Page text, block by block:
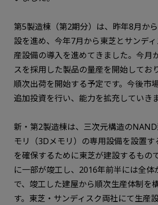
第5製造棟（第2期分）は、昨年8月か
設を進め、今年7月から東芝とサンデ
産設備の導入を進めてきました。今月
スを採用した製品の量産を開始してお
順次出荷を開始する予定です。今後市
追加投資を行い、能力を拡充していきま
新・第2製造棟は、三次元構造の
モリ（3Dメモリ）の専用設備を設置す
を確保するために東芝が建設するもの
に一部が竣工し、2016年前半には全体
で、竣工した建屋から順次生産体制を
す。東芝・サンディスク両社にて生産